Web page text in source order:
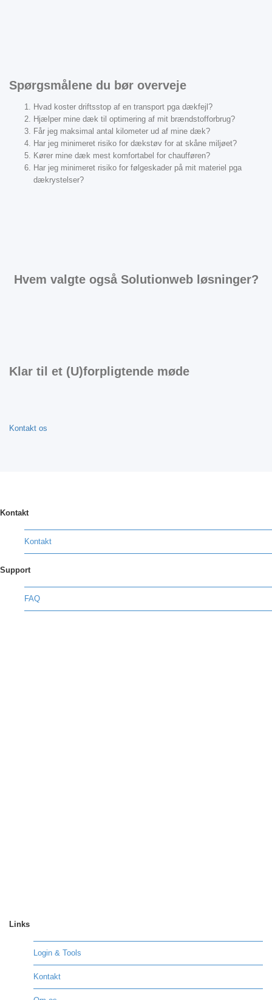
Spørgsmålene du bør overveje
Hvad koster driftsstop af en transport pga dækfejl?
Hjælper mine dæk til optimering af mit brændstofforbrug?
Får jeg maksimal antal kilometer ud af mine dæk?
Har jeg minimeret risiko for dækstøv for at skåne miljøet?
Kører mine dæk mest komfortabel for chaufføren?
Har jeg minimeret risiko for følgeskader på mit materiel pga
dækrystelser?
Hvem valgte også Solutionweb løsninger?
Klar til et (U)forpligtende møde
Kontakt os
Kontakt
Kontakt
Support
FAQ
Links
Login & Tools
Kontakt